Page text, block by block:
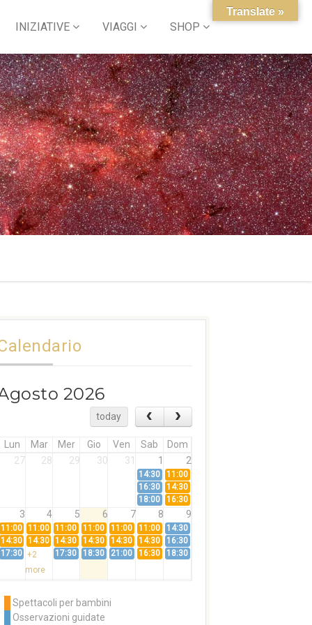
INIZIATIVE VIAGGI SHOP
2026
today
Lun Mar Mer Gio Ven Sab
Dom
27
28 29 30 31 1 2
14:30
11:00
16:30
14:30
18:00
16:30
3 4 5 6 7 8 9
11:00 11:00 11:00 11:00 11:00 11:00
14:30
14:30 14:30 14:30 14:30 14:30 14:30
16:30
17:30 +2
more
17:30 18:30 21:00 16:30 18:30
11:00
14:30
Spettacoli per bambini
Osservazioni guidate
Translate »